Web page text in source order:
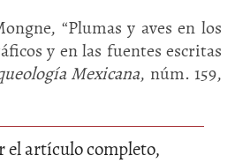
“Plumas y aves en los
y en las fuentes escritas
Mexicana, núm. 159,
el artículo completo,